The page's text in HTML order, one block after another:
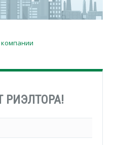
РИЭЛТОРА!